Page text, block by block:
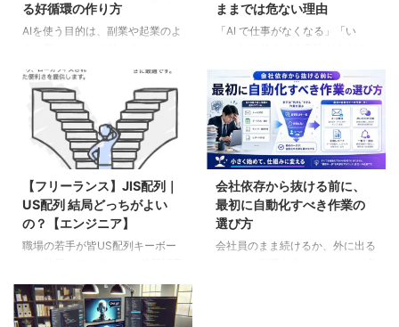
る好循環の作り方
AIを使う目的は、副業や起業のよ
ではありません。 これまで自分
が積み上げてきた経験を棚卸し
し、毎回発生している確認、整
理、記録、報告、監視のような作
業固定費を見つけることにも使え
ます。 作業固定費を削ることが
できれば、空いた時間をただの余
白で終わらせず、次の判断や売上
につながる稼働へ回せます。 こ
の記事では、AIで経験を棚卸し
し、作業固定費を削り、その結果
益ではなく時間単価から考える
AIと聞いて、多くの人がまず思 ...
ままでは危ない理由
「AI で仕事がなくなる」「い
間で、現場のエンジニアは止まり
やすくなっています。脅威論を読
んでも具体的に何をすればよいか
分からず、楽観論を読んでも自分
の業務にどう当てはめてよいか分
からない。SES として客先で働
いている方も、プロパーとして社
内システムを担当している方も、
運用保守やインフラの現場にいる
方も、同じ位置で立ち止まってい
【フリーランス】JIS配列｜
US配列 結局どっちがよい
の？【エンジニア】
職場の若手が皆US配列キーボー
で触れましたが、それに触発され
たわけではありませんが、やっぱ
り世界標準のUS配列を使用他方
会社依存から抜ける前に、
最初に自動化すべき作業の
選び方
会社員のまま続けるか、外に出る